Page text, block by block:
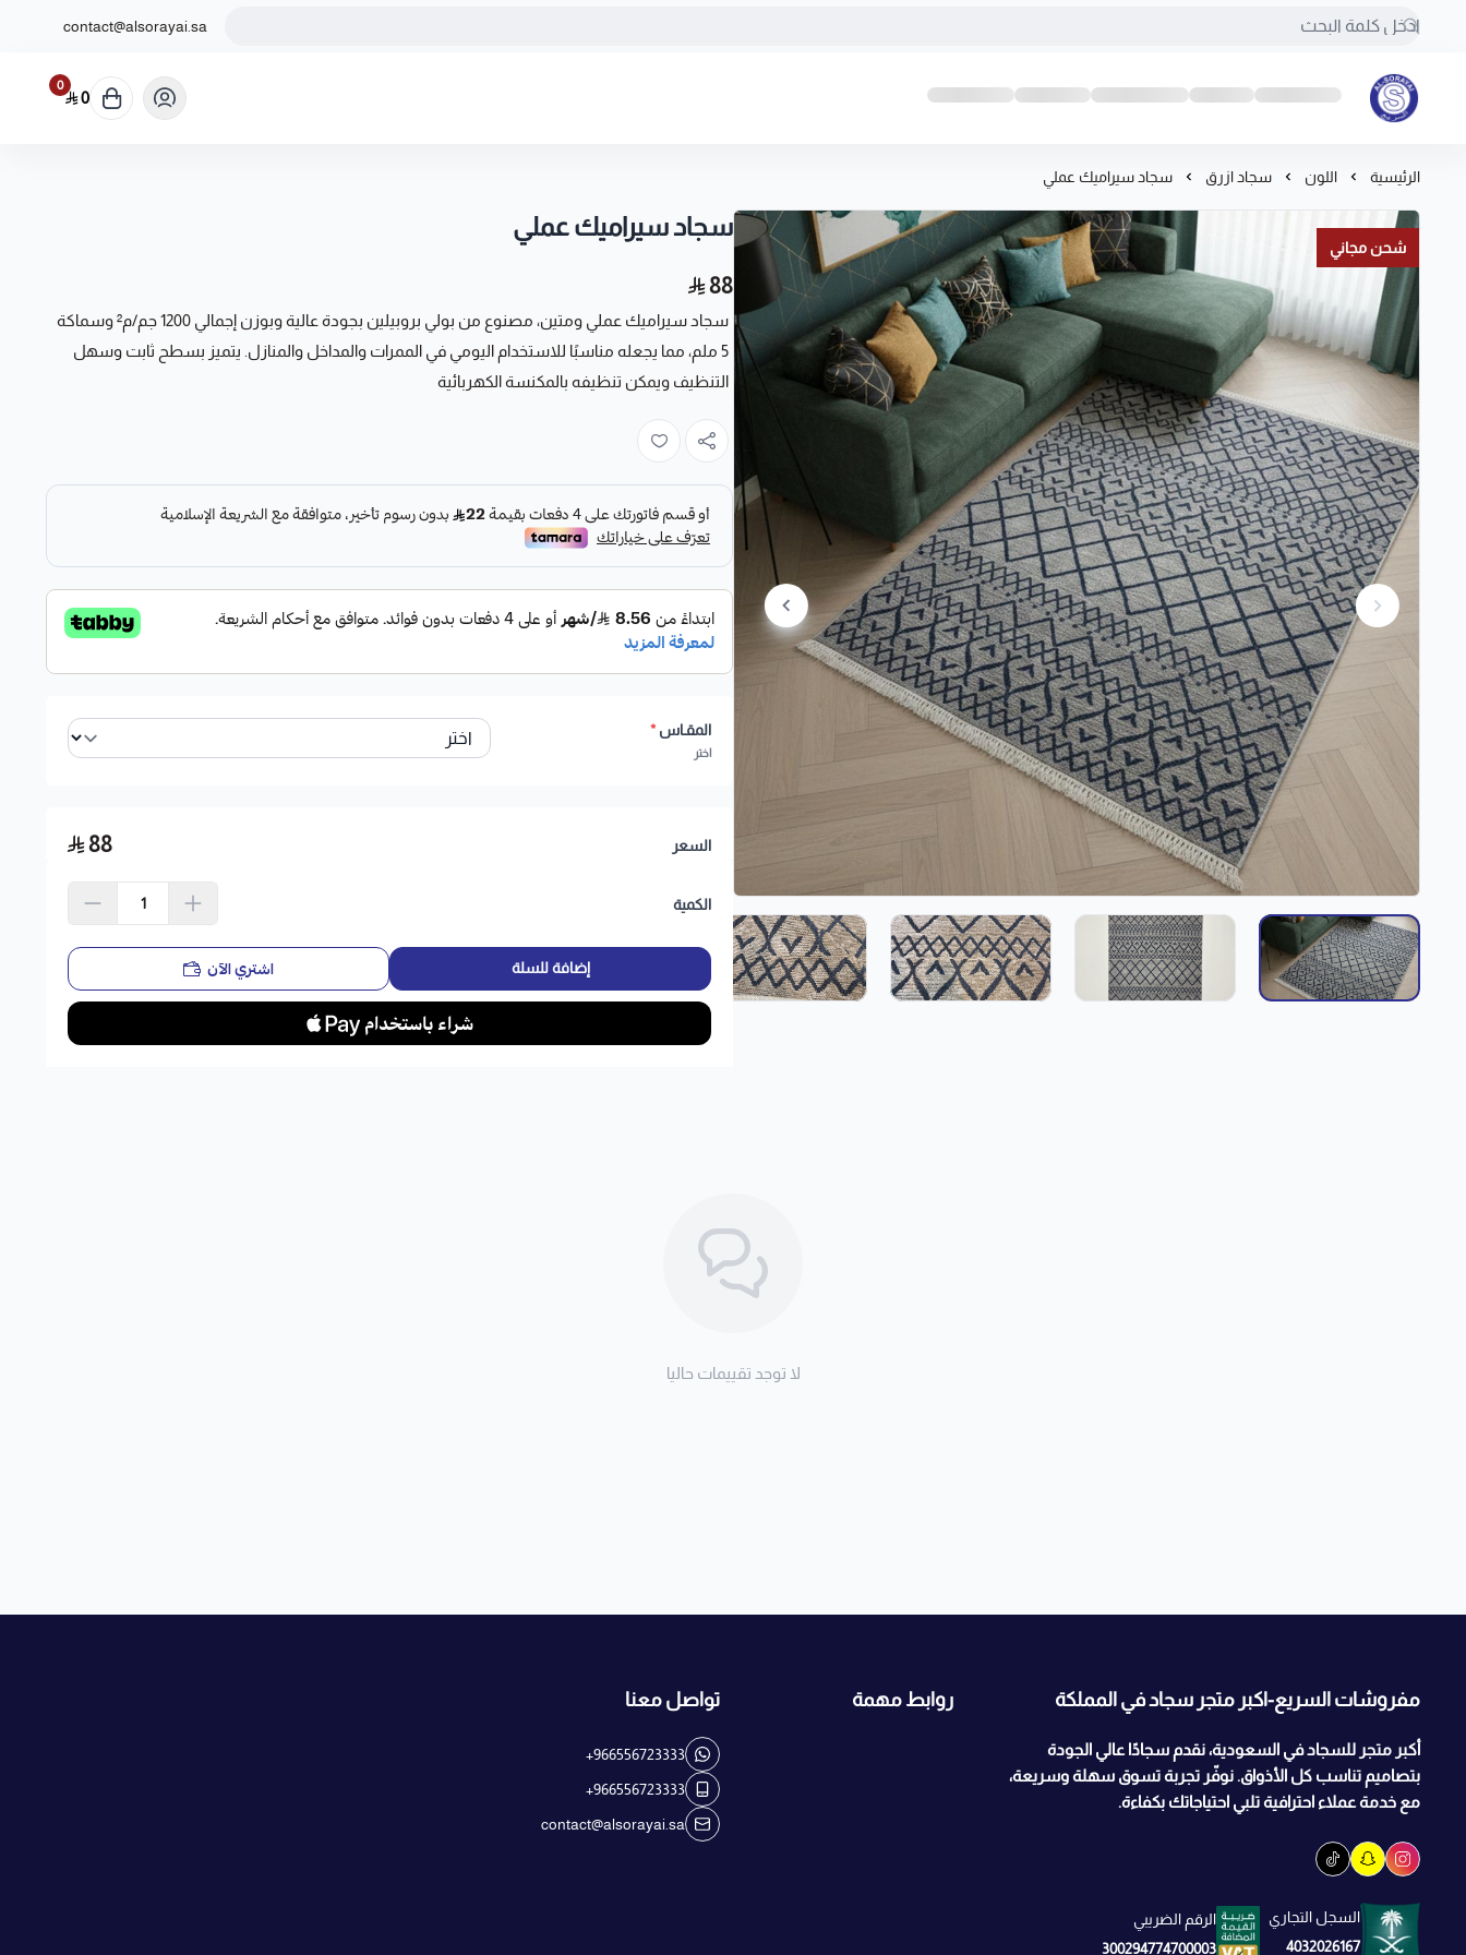
contact@alsorayai.sa
مفروشات السريع-اكبر متجر سجاد في المملكة
0
0
الرئيسية اللون سجاد ازرق سجاد سيراميك عملي
شحن مجاني
سجاد سيراميك عملي
88
سجاد سيراميك عملي ومتين، مصنوع من بولي بروبيلين بجودة عالية وبوزن إجمالي 1200 جم/م² وسماكة
5 ملم، مما يجعله مناسبًا للاستخدام اليومي في الممرات والمداخل والمنازل. يتميز بسطح ثابت وسهل
التنظيف ويمكن تنظيفه بالمكنسة الكهربائية
المقـاس*
اختر
السعر 88
الكمية
إضافة للسلة اشتري الآن
لا توجد تقييمات حاليا
مفروشات السريع-اكبر متجر سجاد في المملكة
أكبر متجر للسجاد في السعودية، نقدم سجادًا عالي الجودة
بتصاميم تناسب كل الأذواق. نوفّر تجربة تسوق سهلة وسريعة،
مع خدمة عملاء احترافية تلبي احتياجاتك بكفاءة.
السجل التجاري
4032026167
الرقم الضريبي
300294774700003
روابط مهمة تواصل معنا
+966556723333
+966556723333
contact@alsorayai.sa